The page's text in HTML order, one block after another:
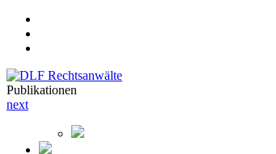
Publikationen
next